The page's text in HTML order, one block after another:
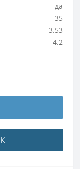
да
35
3.53
4.2